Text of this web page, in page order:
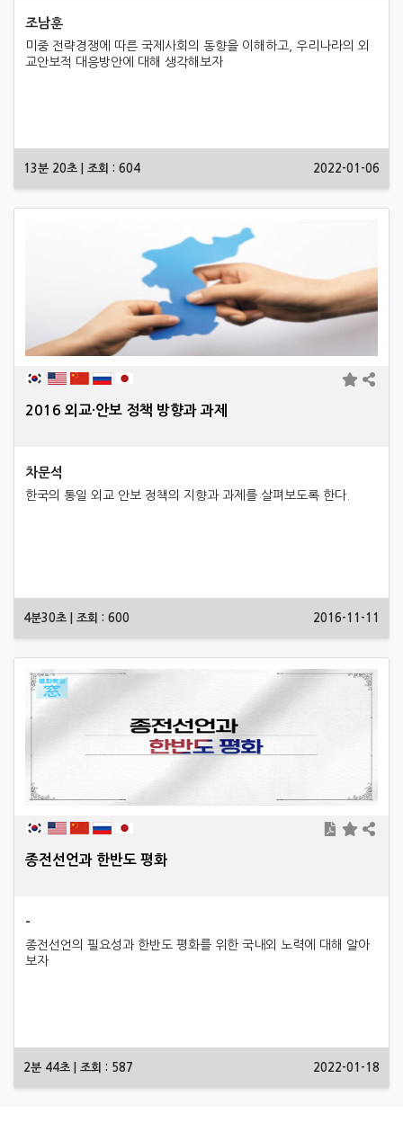
조남훈
미중 전략경쟁에 따른 국제사회의 동향을 이해하고, 우리나라의 외
교안보적 대응방안에 대해 생각해보자
13분 20초 | 조회 : 604 2022-01-06
2016 외교·안보 정책 방향과 과제
차문석
한국의 통일 외교 안보 정책의 지향과 과제를 살펴보도록 한다.
4분30초 | 조회 : 600 2016-11-11
종전선언과 한반도 평화
-
종전선언의 필요성과 한반도 평화를 위한 국내외 노력에 대해 알아
보자
2분 44초 | 조회 : 587 2022-01-18